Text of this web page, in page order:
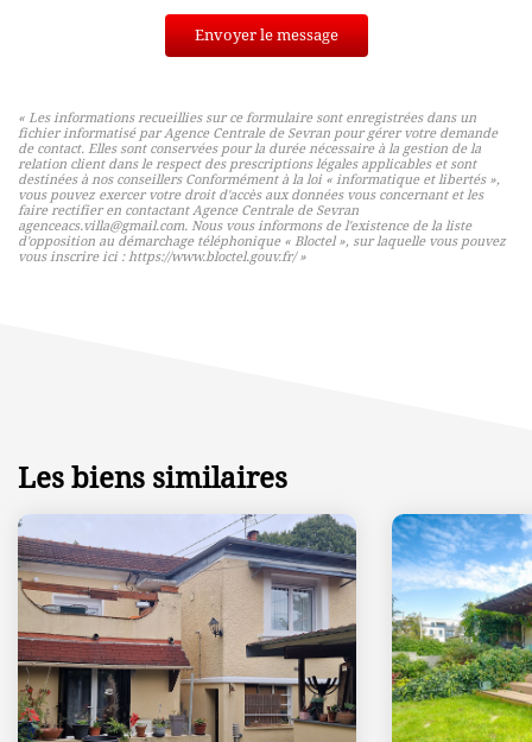
Envoyer le message
« Les informations recueillies sur ce formulaire sont enregistrées dans un
fichier informatisé par Agence Centrale de Sevran pour gérer votre demande
de contact. Elles sont conservées pour la durée nécessaire à la gestion de la
relation client dans le respect des prescriptions légales applicables et sont
destinées à nos conseillers Conformément à la loi « informatique et libertés »,
vous pouvez exercer votre droit d'accès aux données vous concernant et les
faire rectifier en contactant Agence Centrale de Sevran
agenceacs.villa@gmail.com. Nous vous informons de l'existence de la liste
d'opposition au démarchage téléphonique « Bloctel », sur laquelle vous pouvez
vous inscrire ici : https://www.bloctel.gouv.fr/»
Les biens similaires